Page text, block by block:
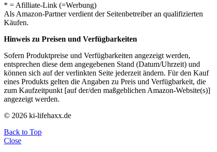
* = Afilliate-Link (=Werbung)
Als Amazon-Partner verdient der Seitenbetreiber an qualifizierten
Käufen.
Hinweis zu Preisen und Verfügbarkeiten
Sofern Produktpreise und Verfügbarkeiten angezeigt werden,
entsprechen diese dem angegebenen Stand (Datum/Uhrzeit) und
können sich auf der verlinkten Seite jederzeit ändern. Für den Kauf
eines Produkts gelten die Angaben zu Preis und Verfügbarkeit, die
zum Kaufzeitpunkt [auf der/den maßgeblichen Amazon-Website(s)]
angezeigt werden.
© 2026 ki-lifehaxx.de
Back to Top
Close